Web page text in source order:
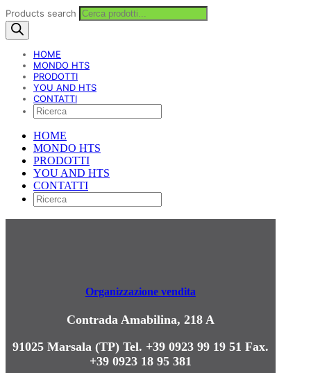
Products search
HOME
MONDO HTS
PRODOTTI
YOU AND HTS
CONTATTI
HOME
MONDO HTS
PRODOTTI
YOU AND HTS
CONTATTI
Organizzazione vendita
Contrada Amabilina, 218 A
91025 Marsala (TP)Tel. +39 0923 99 19 51 Fax.
+39 0923 18 95 381